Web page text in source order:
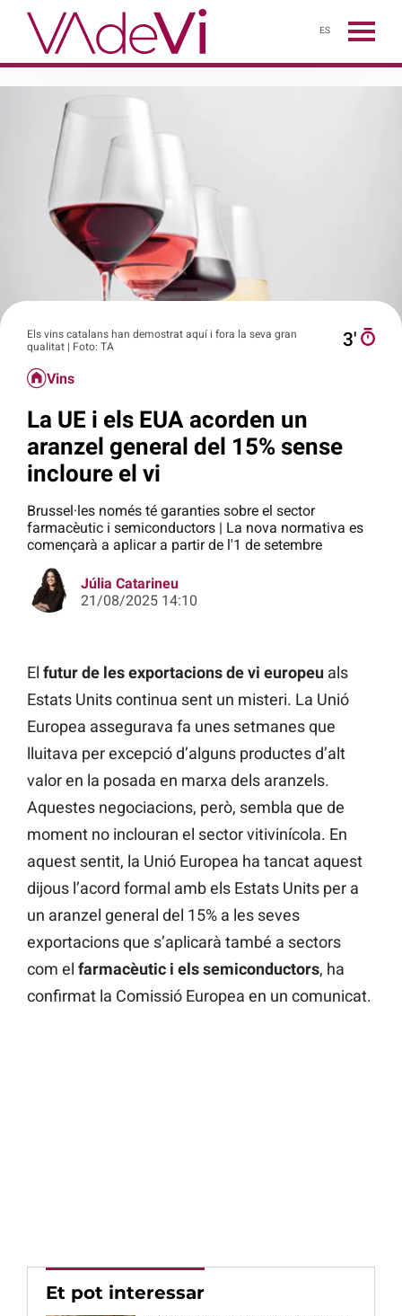
ES
Els vins catalans han demostrat aquí i fora la seva gran
qualitat | Foto: TA
3′
Vins
La UE i els EUA acorden un
aranzel general del 15% sense
incloure el vi
Brussel·les només té garanties sobre el sector
farmacèutic i semiconductors | La nova normativa es
començarà a aplicar a partir de l'1 de setembre
Júlia Catarineu
21/08/2025 14:10
El futur de les exportacions de vi europeu als
Estats Units continua sent un misteri. La Unió
Europea assegurava fa unes setmanes que
lluitava per excepció d’alguns productes d’alt
valor en la posada en marxa dels aranzels.
Aquestes negociacions, però, sembla que de
moment no inclouran el sector vitivinícola. En
aquest sentit, la Unió Europea ha tancat aquest
dijous l’acord formal amb els Estats Units per a
un aranzel general del 15% a les seves
exportacions que s’aplicarà també a sectors
com el farmacèutic i els semiconductors, ha
confirmat la Comissió Europea en un comunicat.
Et pot interessar